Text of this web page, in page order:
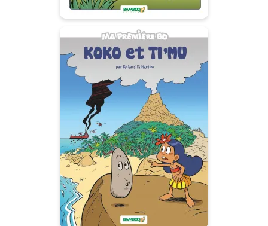
Koko et Tim'u
Date de parution :
02/05/2018
Un conte écologique sur une île
paradisiaque.